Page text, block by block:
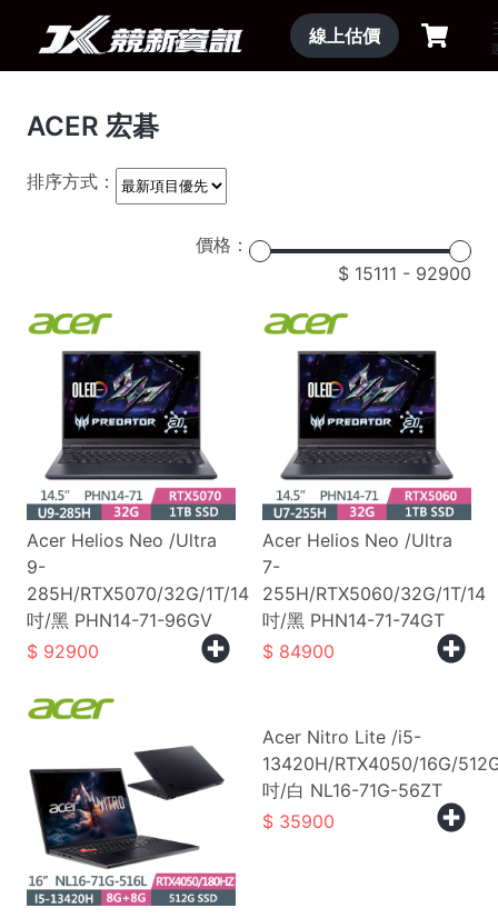
線上估價
ACER 宏碁
排序方式：
價格：
15111 - 92900
Acer Helios Neo /Ultra
9-
285H/RTX5070/32G/1T/14
吋/黑 PHN14-71-96GV
92900
Acer Helios Neo /Ultra
7-
255H/RTX5060/32G/1T/14
吋/黑 PHN14-71-74GT
84900
Acer Nitro Lite /i5-
13420H/RTX4050/16G/
吋/白 NL16-71G-56ZT
35900